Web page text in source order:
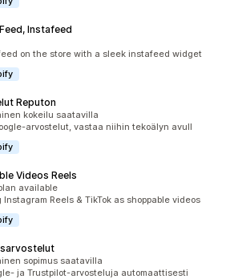
Instafeed
on the store with a sleek instafeed widget
Reputon
kokeilu saatavilla
arvostelut, vastaa niihin tekoälyn avull
Videos Reels
available
Reels & TikTok as shoppable videos
sopimus saatavilla
ja Trustpilot-arvosteluja automaattisesti